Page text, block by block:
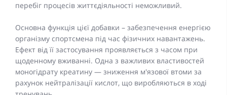
перебіг процесів життєдіяльності неможливий.
Основна функція цієї добавки – забезпечення енергією
організму спортсмена під час фізичних навантажень.
Ефект від її застосування проявляється з часом при
щоденному вживанні. Одна з важливих властивостей
моногідрату креатину — зниження м'язової втоми за
рахунок нейтралізації кислот, що виробляються в ході